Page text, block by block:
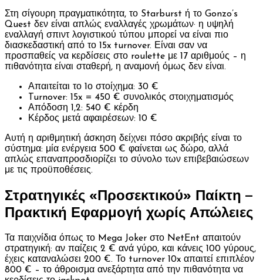
Στη σίγουρη πραγματικότητα, το Starburst ή το Gonzo’s
Quest δεν είναι απλώς εναλλαγές χρωμάτων· η υψηλή
εναλλαγή σπιντ λογιστικού τύπου μπορεί να είναι πιο
διασκεδαστική από το 15x turnover. Είναι σαν να
προσπαθείς να κερδίσεις στο roulette με 17 αριθμούς – η
πιθανότητα είναι σταθερή, η αναμονή όμως δεν είναι.
Απαιτείται το 1ο στοίχημα: 30 €
Turnover: 15x = 450 € συνολικός στοιχηματισμός
Απόδοση 1,2: 540 € κέρδη
Κέρδος μετά αφαιρέσεων: 10 €
Αυτή η αριθμητική άσκηση δείχνει πόσο ακριβής είναι το
σύστημα: μία ενέργεια 500 € φαίνεται ως δώρο, αλλά
απλώς επαναπροσδιορίζει το σύνολο των επιβεβαιώσεων
με τις προϋποθέσεις.
Στρατηγικές «Προσεκτικού» Παίκτη –
Πρακτική Εφαρμογή χωρίς Απώλειες
Τα παιχνίδια όπως το Mega Joker στο NetEnt απαιτούν
στρατηγική: αν παίζεις 2 € ανά γύρο, και κάνεις 100 γύρους,
έχεις καταναλώσει 200 €. Το turnover 10x απαιτεί επιπλέον
800 € – το άθροισμα ανεξάρτητα από την πιθανότητα να